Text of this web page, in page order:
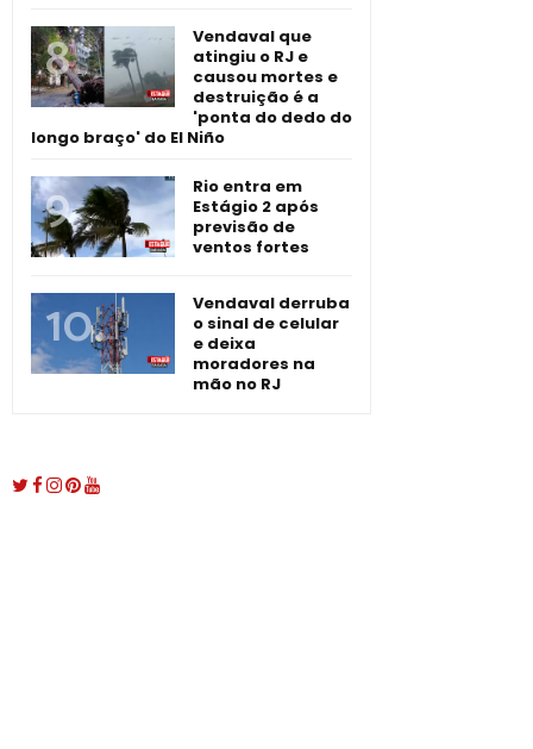
Vendaval que
atingiu o RJ e
causou mortes e
destruição é a
'ponta do dedo do
longo braço' do El Niño
Rio entra em
Estágio 2 após
previsão de
ventos fortes
Vendaval derruba
o sinal de celular
e deixa
moradores na
mão no RJ